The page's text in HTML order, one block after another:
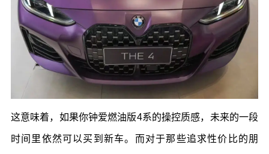
这意味着，如果你钟爱燃油版4系的操控质感，未来的一段
时间里依然可以买到新车。而对于那些追求性价比的朋